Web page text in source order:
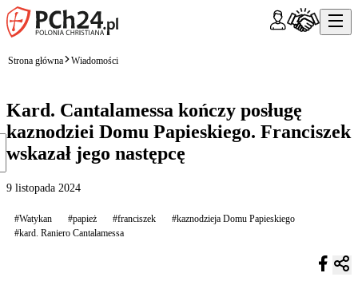
Strona główna Wiadomości
Kard. Cantalamessa kończy posługę
kaznodziei Domu Papieskiego. Franciszek
wskazał jego następcę
9 listopada 2024
#Watykan #papież #franciszek
#kaznodzieja Domu Papieskiego
#kard. Raniero Cantalamessa